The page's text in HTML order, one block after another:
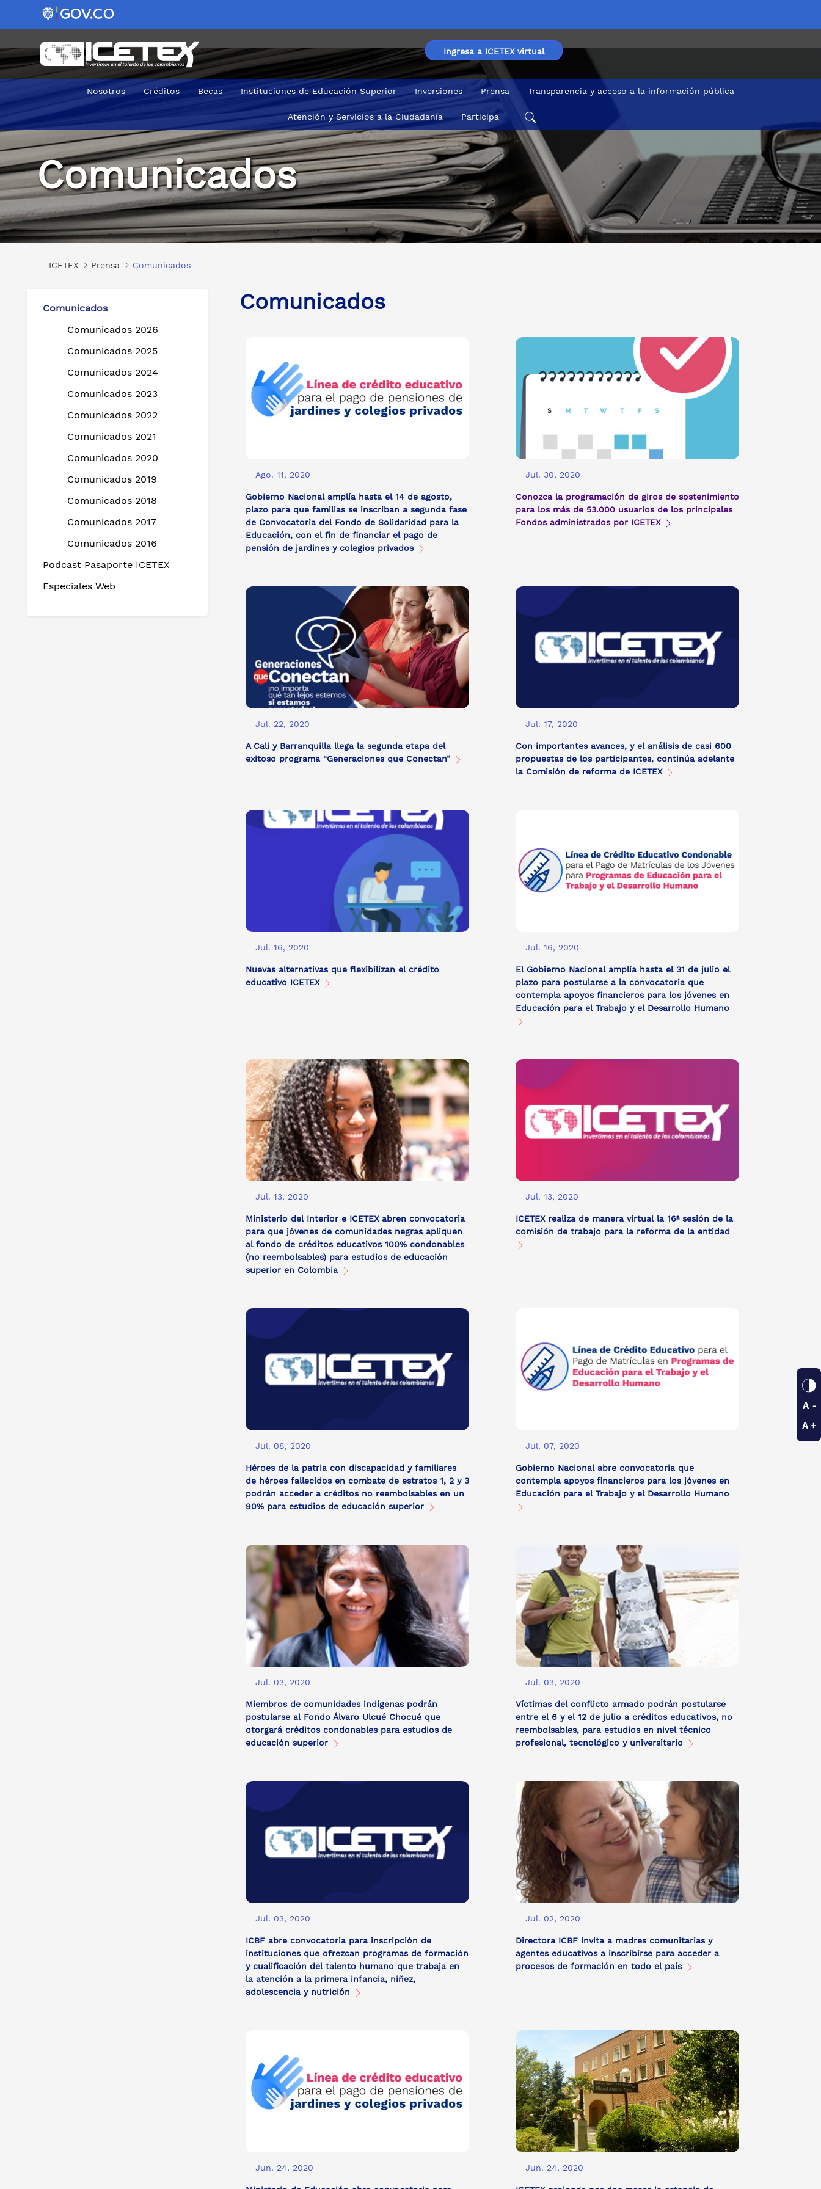
Ingresa a ICETEX virtual
Nosotros Créditos Becas Instituciones de Educación Superior Inversiones Prensa Transparencia y acceso a la información pública
Atención y Servicios a la Ciudadanía Participa
Comunicados
ICETEX Prensa Comunicados
Comunicados
Comunicados 2026
Comunicados 2025
Comunicados 2024
Comunicados 2023
Comunicados 2022
Comunicados 2021
Comunicados 2020
Comunicados 2019
Comunicados 2018
Comunicados 2017
Comunicados 2016
Podcast Pasaporte ICETEX
Especiales Web
Comunicados
Ago. 11, 2020
Gobierno Nacional amplía hasta el 14 de agosto,
plazo para que familias se inscriban a segunda fase
de Convocatoria del Fondo de Solidaridad para la
Educación, con el fin de financiar el pago de
pensión de jardines y colegios privados
Jul. 30, 2020
Conozca la programación de giros de sostenimiento
para los más de 53.000 usuarios de los principales
Fondos administrados por ICETEX
Jul. 22, 2020
A Cali y Barranquilla llega la segunda etapa del
exitoso programa “Generaciones que Conectan”
Jul. 17, 2020
Con importantes avances, y el análisis de casi 600
propuestas de los participantes, continúa adelante
la Comisión de reforma de ICETEX
Jul. 16, 2020
Nuevas alternativas que flexibilizan el crédito
educativo ICETEX
Jul. 16, 2020
El Gobierno Nacional amplía hasta el 31 de julio el
plazo para postularse a la convocatoria que
contempla apoyos financieros para los jóvenes en
Educación para el Trabajo y el Desarrollo Humano
Jul. 13, 2020
Ministerio del Interior e ICETEX abren convocatoria
para que jóvenes de comunidades negras apliquen
al fondo de créditos educativos 100% condonables
(no reembolsables) para estudios de educación
superior en Colombia
Jul. 13, 2020
ICETEX realiza de manera virtual la 16ª sesión de la
comisión de trabajo para la reforma de la entidad
Jul. 08, 2020
Héroes de la patria con discapacidad y familiares
de héroes fallecidos en combate de estratos 1, 2 y 3
podrán acceder a créditos no reembolsables en un
90% para estudios de educación superior
Jul. 07, 2020
Gobierno Nacional abre convocatoria que
contempla apoyos financieros para los jóvenes en
Educación para el Trabajo y el Desarrollo Humano
Jul. 03, 2020
Miembros de comunidades indígenas podrán
postularse al Fondo Álvaro Ulcué Chocué que
otorgará créditos condonables para estudios de
educación superior
Jul. 03, 2020
Víctimas del conflicto armado podrán postularse
entre el 6 y el 12 de julio a créditos educativos, no
reembolsables, para estudios en nivel técnico
profesional, tecnológico y universitario
Jul. 03, 2020
ICBF abre convocatoria para inscripción de
instituciones que ofrezcan programas de formación
y cualificación del talento humano que trabaja en
la atención a la primera infancia, niñez,
adolescencia y nutrición
Jul. 02, 2020
Directora ICBF invita a madres comunitarias y
agentes educativos a inscribirse para acceder a
procesos de formación en todo el país
Jun. 24, 2020 Jun. 24, 2020